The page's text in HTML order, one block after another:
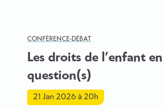
CONFÉRENCE-DÉBAT
Les droits de l’enfant en
question(s)
21 Jan 2026 à 20h